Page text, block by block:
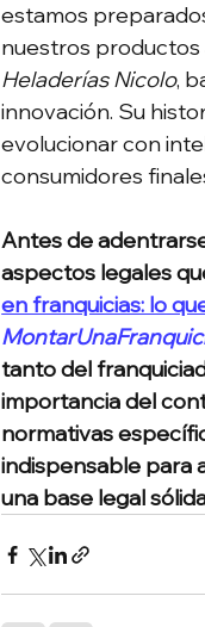
estamos
nuestros productos
Heladerías Nicolo,
innovación. Su
evolucionar con
consumidores
Antes de
aspectos legales
en franquicias: lo
tanto del
importancia del
normativas
indispensable para
una base legal